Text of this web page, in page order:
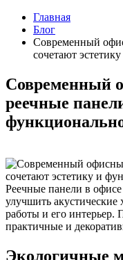
Главная
Блог
Современный
сочетают
Современный
реечные
Реечные панели в
улучшить акустические
работы и его интерьер.
практичные и
Экологичные